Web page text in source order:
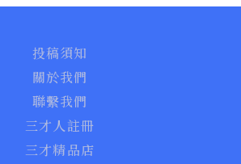
投稿須知
關於我們
聯繫我們
三才人註冊
三才精品店